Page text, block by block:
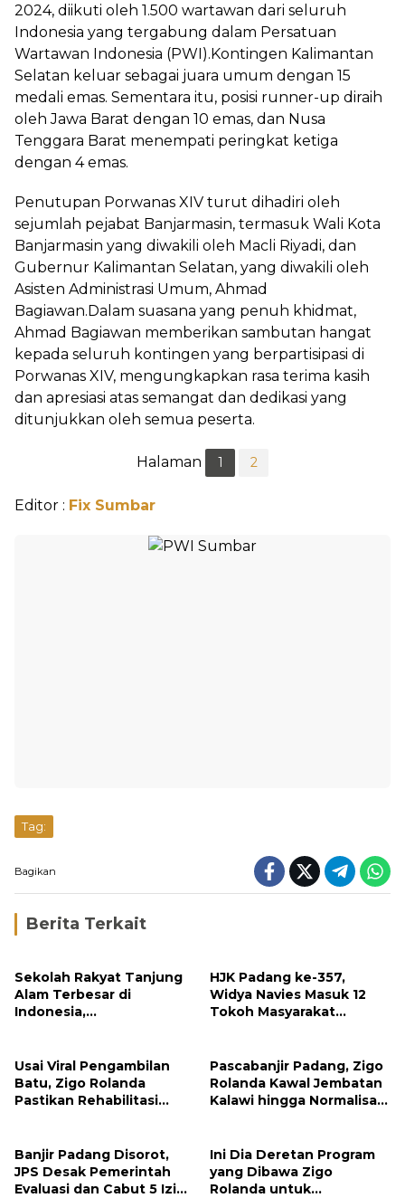
2024, diikuti oleh 1.500 wartawan dari seluruh
Indonesia yang tergabung dalam Persatuan
Wartawan Indonesia (PWI).Kontingen Kalimantan
Selatan keluar sebagai juara umum dengan 15
medali emas. Sementara itu, posisi runner-up diraih
oleh Jawa Barat dengan 10 emas, dan Nusa
Tenggara Barat menempati peringkat ketiga
dengan 4 emas.
Penutupan Porwanas XIV turut dihadiri oleh
sejumlah pejabat Banjarmasin, termasuk Wali Kota
Banjarmasin yang diwakili oleh Macli Riyadi, dan
Gubernur Kalimantan Selatan, yang diwakili oleh
Asisten Administrasi Umum, Ahmad
Bagiawan.Dalam suasana yang penuh khidmat,
Ahmad Bagiawan memberikan sambutan hangat
kepada seluruh kontingen yang berpartisipasi di
Porwanas XIV, mengungkapkan rasa terima kasih
dan apresiasi atas semangat dan dedikasi yang
ditunjukkan oleh semua peserta.
Halaman 1 2
Editor : Fix Sumbar
Tag:
Bagikan
Berita Terkait
Sekolah Rakyat Tanjung
Alam Terbesar di
Indonesia,
HJK Padang ke-357,
Widya Navies Masuk 12
Tokoh Masyarakat
Usai Viral Pengambilan
Batu, Zigo Rolanda
Pastikan Rehabilitasi
Pascabanjir Padang, Zigo
Rolanda Kawal Jembatan
Kalawi hingga Normalisasi
Banjir Padang Disorot,
JPS Desak Pemerintah
Evaluasi dan Cabut 5 Izin
Ini Dia Deretan Program
yang Dibawa Zigo
Rolanda untuk